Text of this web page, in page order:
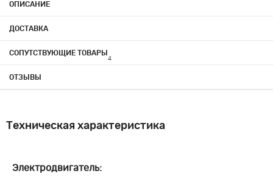
ОПИСАНИЕ
ДОСТАВКА
СОПУТСТВУЮЩИЕ ТОВАРЫ
4
ОТЗЫВЫ
Техническая характеристика
Электродвигатель: